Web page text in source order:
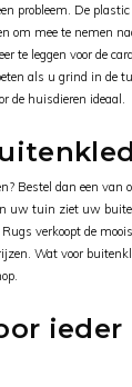
probleem. De
om mee te nemen
te leggen voor de
als u grind in de
de huisdieren ideaal.
Bestel dan een van
uw tuin ziet uw
verkoopt de
Wat voor
ieder